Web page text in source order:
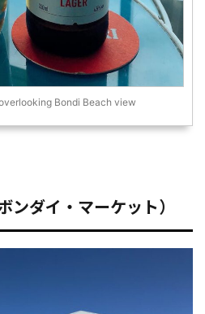
Bondi Beach view
ダイ・マーケット）